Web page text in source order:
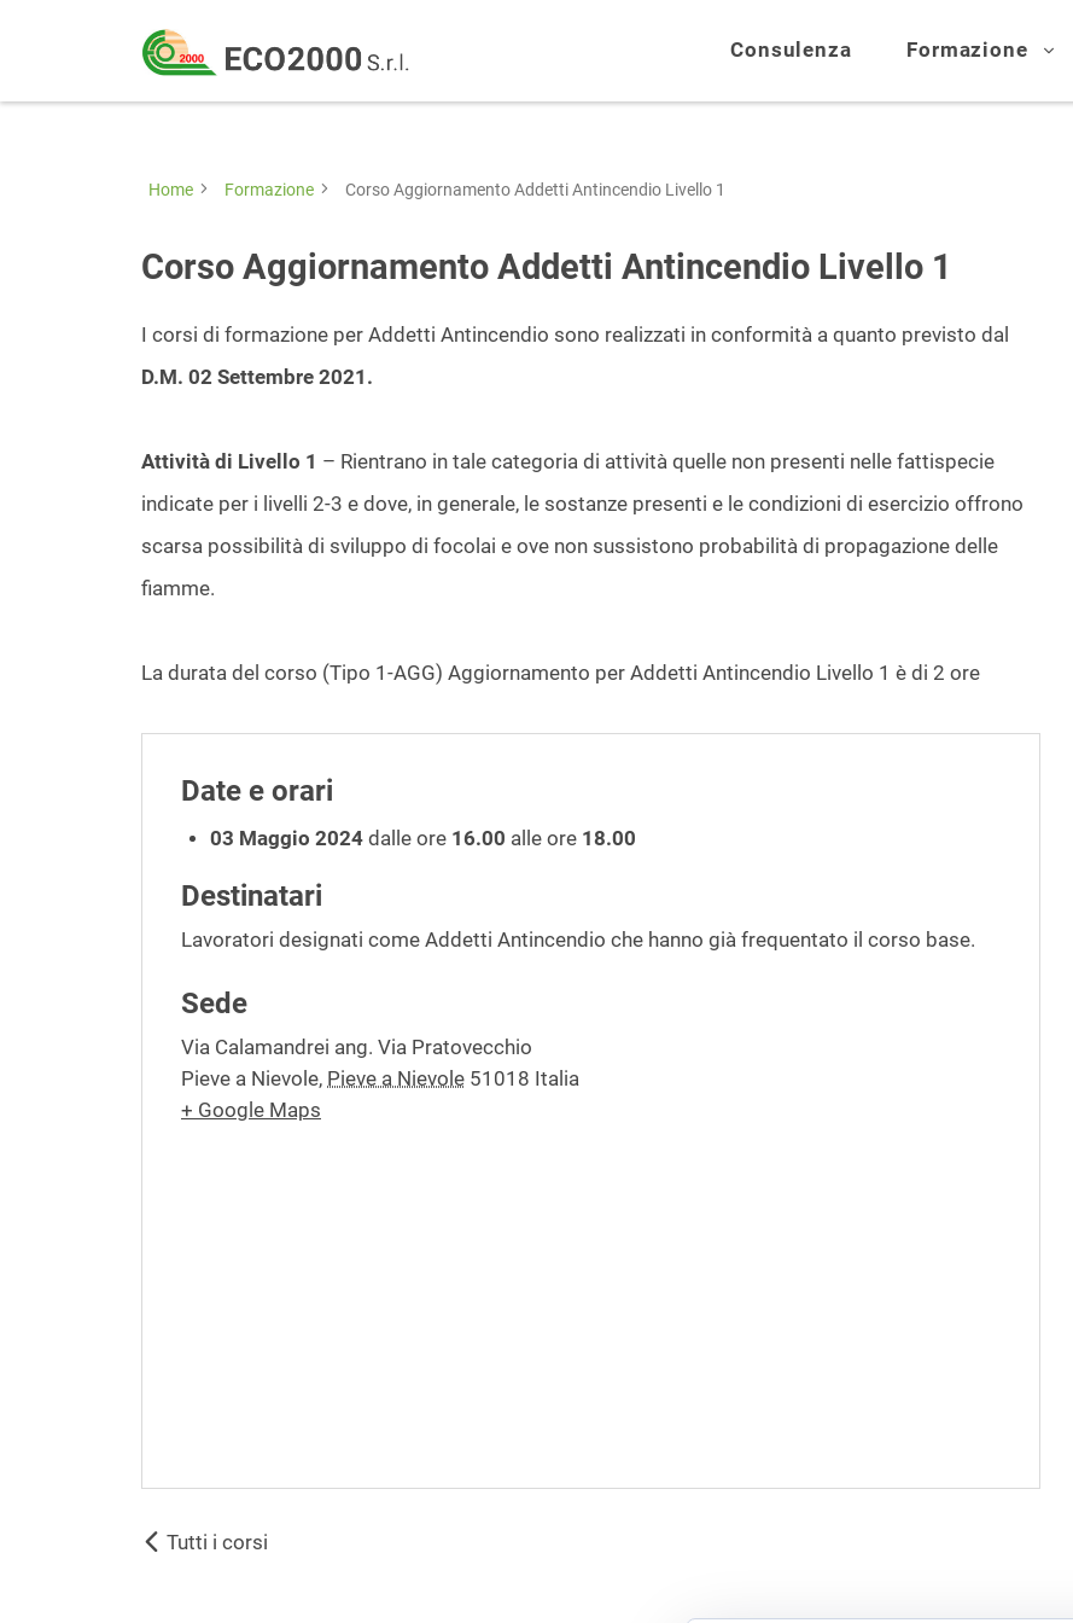
Eco
2000
Srl
Formazione
consulenza
la
sul
lavoro
D.Lgs
81/08
Consulenza Formazione
Home Formazione Corso Aggiornamento Addetti Antincendio Livello 1
Corso Aggiornamento Addetti Antincendio Livello 1
I corsi di formazione per Addetti Antincendio sono realizzati in conformità a quanto previsto dal
D.M. 02 Settembre 2021.
Attività di Livello 1 – Rientrano in tale categoria di attività quelle non presenti nelle fattispecie
indicate per i livelli 2-3 e dove, in generale, le sostanze presenti e le condizioni di esercizio offrono
scarsa possibilità di sviluppo di focolai e ove non sussistono probabilità di propagazione delle
fiamme.
La durata del corso (Tipo 1-AGG) Aggiornamento per Addetti Antincendio Livello 1 è di 2 ore
Date e orari
03 Maggio 2024 dalle ore 16.00 alle ore 18.00
Destinatari
Lavoratori designati come Addetti Antincendio che hanno già frequentato il corso base.
Sede
Via Calamandrei ang. Via Pratovecchio
Pieve a Nievole, Pieve a Nievole 51018 Italia
+ Google Maps
Tutti i corsi